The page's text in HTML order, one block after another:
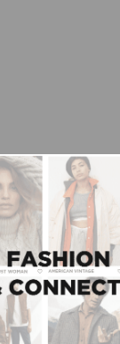
kleuren in
We
op de
wel